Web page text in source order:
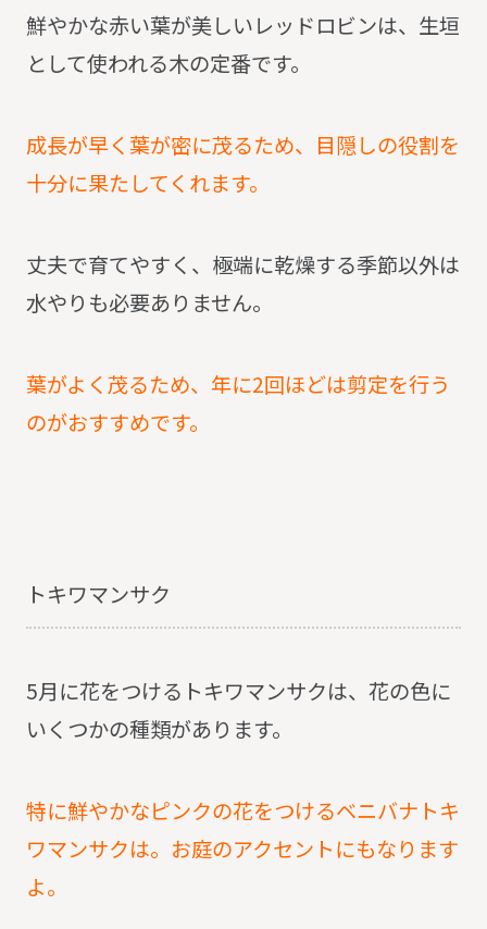
鮮やかな赤い葉が美しいレッドロビンは、生垣
として使われる木の定番です。
成長が早く葉が密に茂るため、目隠しの役割を
十分に果たしてくれます。
丈夫で育てやすく、極端に乾燥する季節以外は
水やりも必要ありません。
葉がよく茂るため、年に2回ほどは剪定を行う
のがおすすめです。
トキワマンサク
5月に花をつけるトキワマンサクは、花の色に
いくつかの種類があります。
特に鮮やかなピンクの花をつけるベニバナトキ
ワマンサクは。お庭のアクセントにもなります
よ。